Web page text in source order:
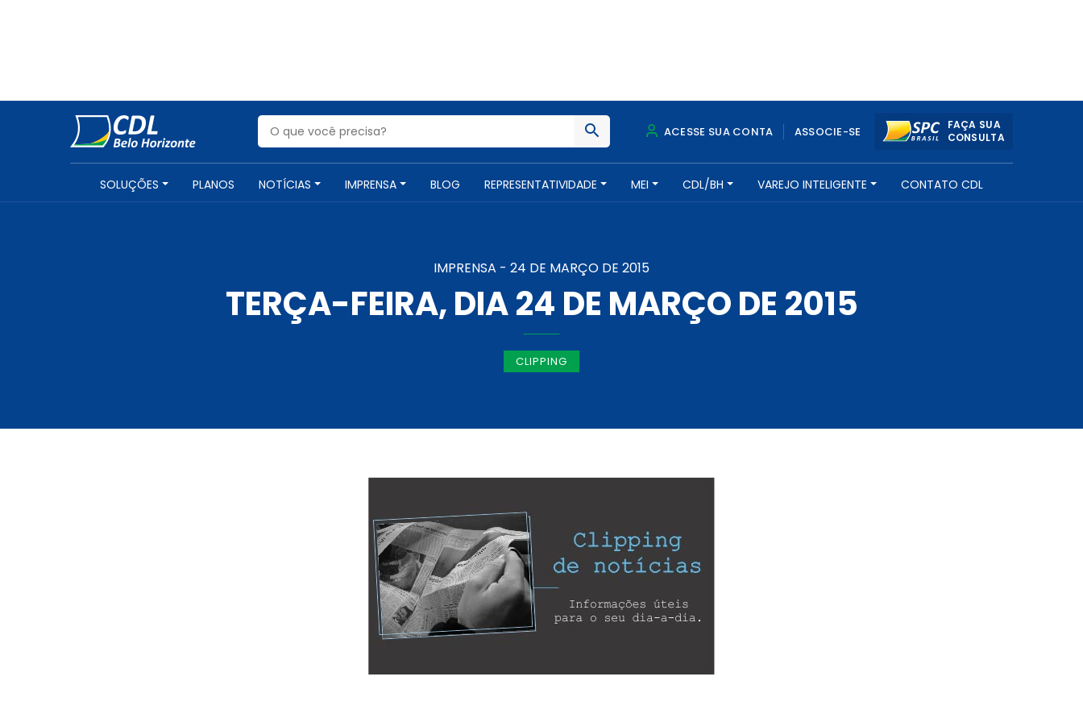
ACESSE SUA CONTA ASSOCIE-SE
FAÇA SUA
CONSULTA
SOLUÇÕES PLANOS NOTÍCIAS IMPRENSA BLOG REPRESENTATIVIDADE MEI CDL/BH VAREJO INTELIGENTE CONTATO CDL
IMPRENSA - 24 DE MARÇO DE 2015
TERÇA-FEIRA, DIA 24 DE MARÇO DE 2015
CLIPPING